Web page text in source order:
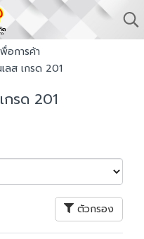
อการค้า
ลส เกรด 201
กรด 201
ตัวกรอง